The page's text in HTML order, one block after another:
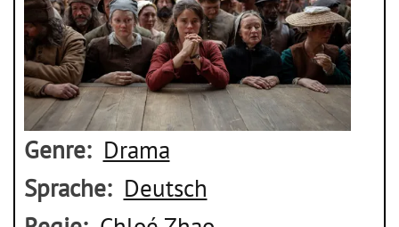
Genre
Drama
Sprache
Deutsch